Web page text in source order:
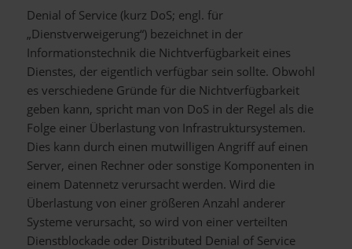
Denial of Service (kurz DoS; engl. für
„Dienstverweigerung“) bezeichnet in der
Informationstechnik die Nichtverfügbarkeit eines
Dienstes, der eigentlich verfügbar sein sollte. Obwohl
es verschiedene Gründe für die Nichtverfügbarkeit
geben kann, spricht man von DoS in der Regel als die
Folge einer Überlastung von Infrastruktursystemen.
Dies kann durch einen mutwilligen Angriff auf einen
Server, einen Rechner oder sonstige Komponenten in
einem Datennetz verursacht werden. Wird die
Überlastung von einer größeren Anzahl anderer
Systeme verursacht, so wird von einer verteilten
Dienstblockade oder Distributed Denial of Service